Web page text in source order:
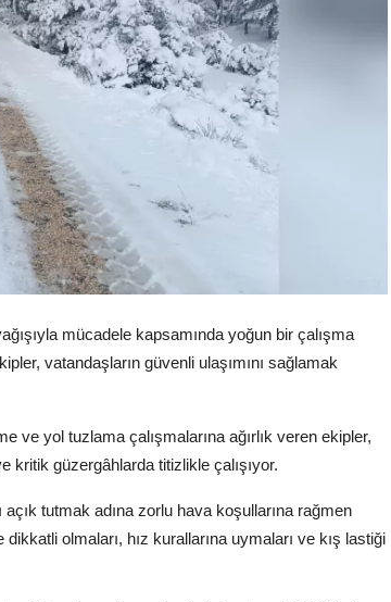
mücadele kapsamında yoğun bir çalışma
vatandaşların güvenli ulaşımını sağlamak
ve yol tuzlama çalışmalarına ağırlık veren ekipler,
kritik güzergâhlarda titizlikle çalışıyor.
tutmak adına zorlu hava koşullarına rağmen
olmaları, hız kurallarına uymaları ve kış lastiği